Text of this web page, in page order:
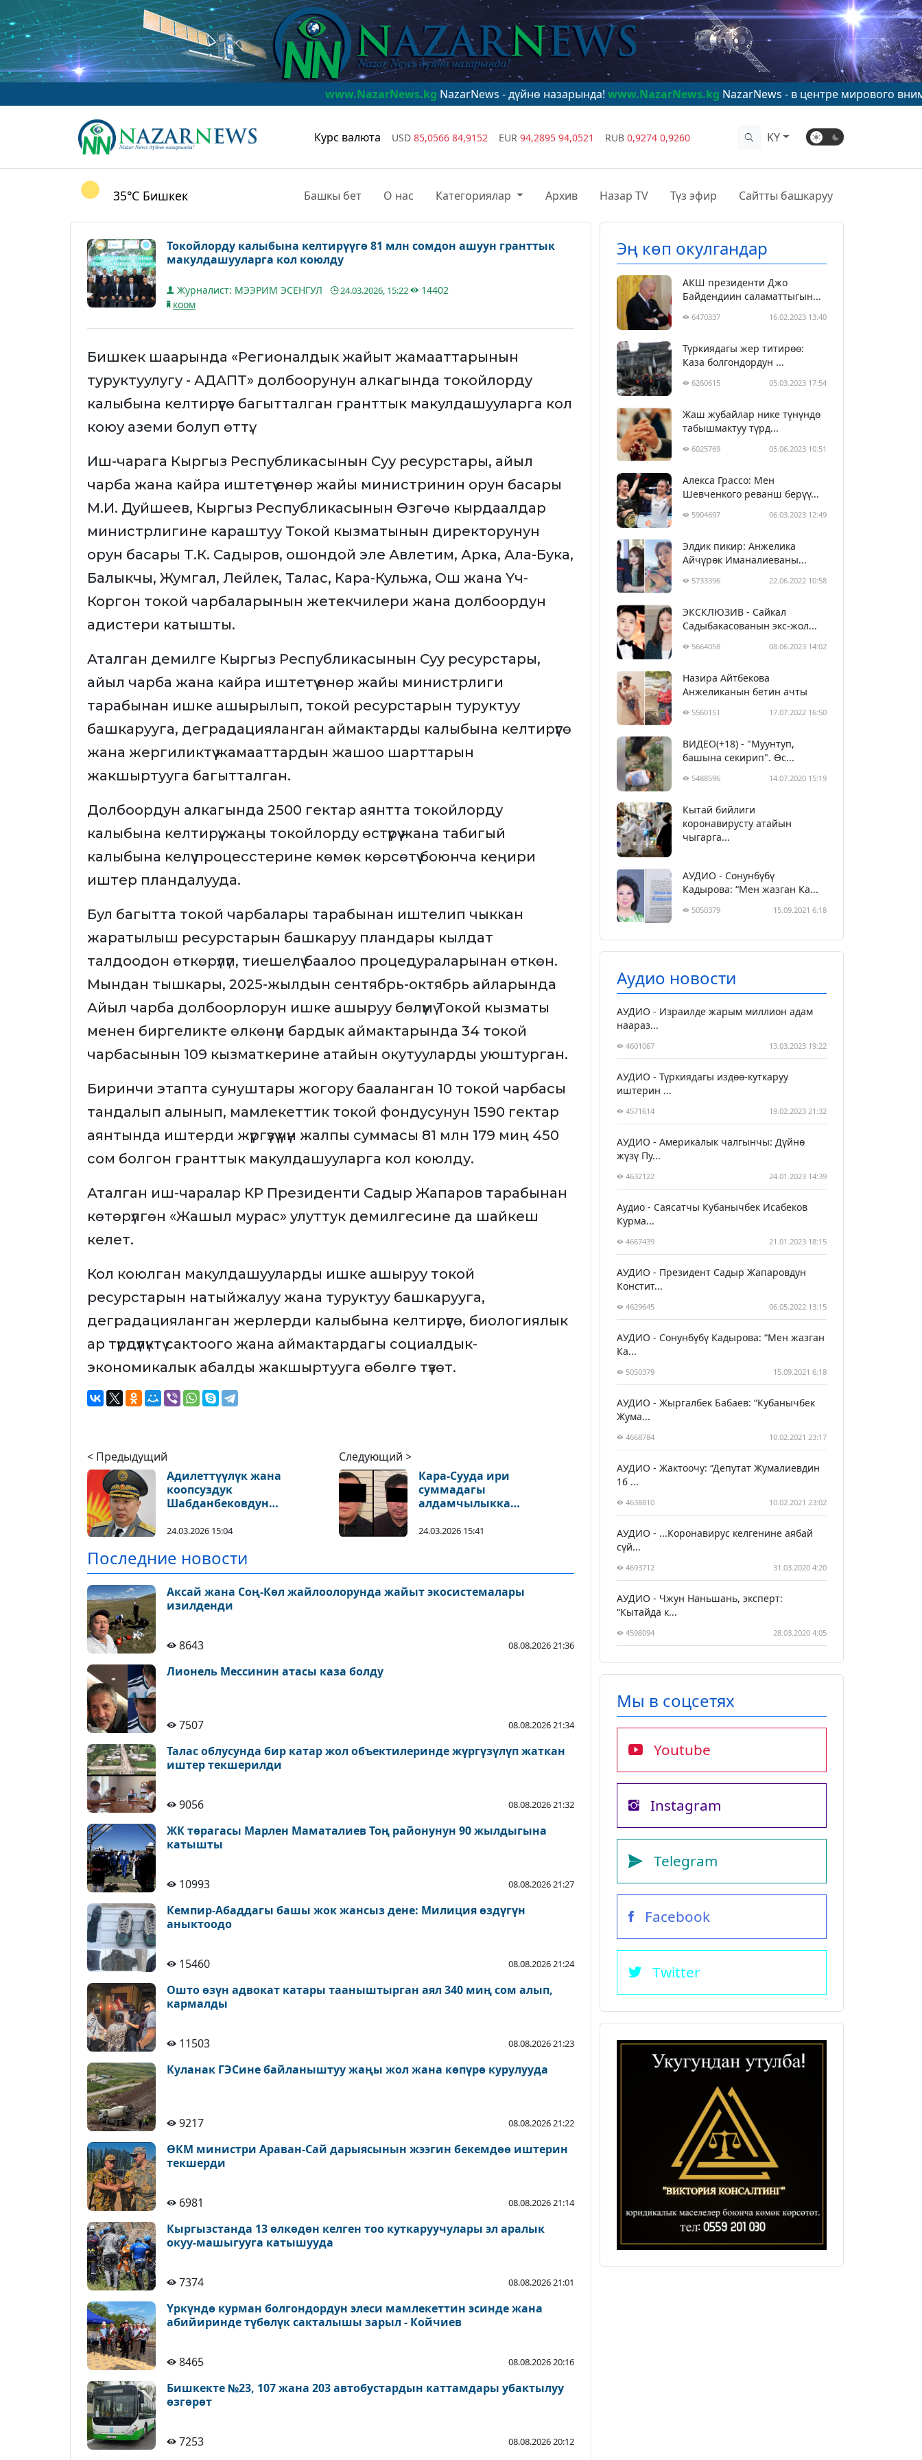
www.NazarNews.kgNazarNews - дүйнө назарында!www.NazarNews.kgNazarNews - в центре мирового внимания!
Курс валюта USD 85,0566 84,9152 EUR 94,2895 94,0521 RUB 0,9274 0,9260 KY
35°C Бишкек Башкы бет О нас Категориялар Архив Назар TV Түз эфир Сайтты башкаруу
Токойлорду калыбына келтирүүгө 81 млн сомдон ашуун гранттык
макулдашууларга кол коюлду
Журналист: МЭЭРИМ ЭСЕНГУЛ 24.03.2026, 15:22
14402
коом
Бишкек шаарында «Регионалдык жайыт жамааттарынын
туруктуулугу - АДАПТ» долбоорунун алкагында токойлорду
калыбына келтирүүгө багытталган гранттык макулдашууларга кол
коюу аземи болуп өттү.
Иш-чарага Кыргыз Республикасынын Суу ресурстары, айыл
чарба жана кайра иштетүү өнөр жайы министринин орун басары
М.И. Дуйшеев, Кыргыз Республикасынын Өзгөчө кырдаалдар
министрлигине караштуу Токой кызматынын директорунун
орун басары Т.К. Садыров, ошондой эле Авлетим, Арка, Ала-Бука,
Балыкчы, Жумгал, Лейлек, Талас, Кара-Кульжа, Ош жана Үч-
Коргон токой чарбаларынын жетекчилери жана долбоордун
адистери катышты.
Аталган демилге Кыргыз Республикасынын Суу ресурстары,
айыл чарба жана кайра иштетүү өнөр жайы министрлиги
тарабынан ишке ашырылып, токой ресурстарын туруктуу
башкарууга, деградацияланган аймактарды калыбына келтирүүгө
жана жергиликтүү жамааттардын жашоо шарттарын
жакшыртууга багытталган.
Долбоордун алкагында 2500 гектар аянтта токойлорду
калыбына келтирүү, жаңы токойлорду өстүрүү жана табигый
калыбына келүү процесстерине көмөк көрсөтүү боюнча кеңири
иштер пландалууда.
Бул багытта токой чарбалары тарабынан иштелип чыккан
жаратылыш ресурстарын башкаруу пландары кылдат
талдоодон өткөрүлүп, тиешелүү баалоо процедураларынан өткөн.
Мындан тышкары, 2025-жылдын сентябрь-октябрь айларында
Айыл чарба долбоорлорун ишке ашыруу бөлүмү Токой кызматы
менен биргеликте өлкөнүн бардык аймактарында 34 токой
чарбасынын 109 кызматкерине атайын окутууларды уюштурган.
Биринчи этапта сунуштары жогору бааланган 10 токой чарбасы
тандалып алынып, мамлекеттик токой фондусунун 1590 гектар
аянтында иштерди жүргүзүү үчүн жалпы суммасы 81 млн 179 миң 450
сом болгон гранттык макулдашууларга кол коюлду.
Аталган иш-чаралар КР Президенти Садыр Жапаров тарабынан
көтөрүлгөн «Жашыл мурас» улуттук демилгесине да шайкеш
келет.
Кол коюлган макулдашууларды ишке ашыруу токой
ресурстарын натыйжалуу жана туруктуу башкарууга,
деградацияланган жерлерди калыбына келтирүүгө, биологиялык
ар түрдүүлүктү сактоого жана аймактардагы социалдык-
экономикалык абалды жакшыртууга өбөлгө түзөт.
< Предыдущий
Адилеттүүлүк жана
коопсуздук
Шабданбековдун
сыңар кагылып, коңгуроо
тийиш
24.03.2026 15:04
Следующий >
Кара-Сууда ири
суммадагы
алдамчылыкка
24.03.2026 15:41
Последние новости
Аксай жана Соң-Көл жайлоолорунда жайыт экосистемалары
изилденди
8643 08.08.2026 21:36
Лионель Мессинин атасы каза болду
7507 08.08.2026 21:34
Талас облусунда бир катар жол объектилеринде жүргүзүлүп жаткан
иштер текшерилди
9056 08.08.2026 21:32
ЖК төрагасы Марлен Маматалиев Тоң районунун 90 жылдыгына
катышты
10993 08.08.2026 21:27
Кемпир-Абаддагы башы жок жансыз дене: Милиция өздүгүн
аныктоодо
15460 08.08.2026 21:24
Ошто өзүн адвокат катары тааныштырган аял 340 миң сом алып,
кармалды
11503 08.08.2026 21:23
Куланак ГЭСине байланыштуу жаңы жол жана көпүрө курулууда
9217 08.08.2026 21:22
ӨКМ министри Араван-Сай дарыясынын жээгин бекемдөө иштерин
текшерди
6981 08.08.2026 21:14
Кыргызстанда 13 өлкөдөн келген тоо куткаруучулары эл аралык
окуу-машыгууга катышууда
7374 08.08.2026 21:01
Үркүндө курман болгондордун элеси мамлекеттин эсинде жана
абийиринде түбөлүк сакталышы зарыл - Койчиев
8465 08.08.2026 20:16
Бишкекте №23, 107 жана 203 автобустардын каттамдары убактылуу
өзгөрөт
7253 08.08.2026 20:12
Эң көп окулгандар
АКШ президенти Джо
Байдендиин саламаттыгын...
6470337 16.02.2023 13:40
Түркиядагы жер титирөө:
Каза болгондордун ...
6260615 05.03.2023 17:54
Жаш жубайлар нике түнүндө
табышмактуу түрд...
6025769 05.06.2023 10:51
Алекса Грассо: Мен
Шевченкого реванш берүү...
5904697 06.03.2023 12:49
Элдик пикир: Анжелика
Айчүрөк Иманалиеваны...
5733396 22.06.2022 10:58
ЭКСКЛЮЗИВ - Сайкал
Садыбакасованын экс-жол...
5664058 08.06.2023 14:02
Назира Айтбекова
Анжеликанын бетин ачты
5560151 17.07.2022 16:50
ВИДЕО(+18) - "Муунтуп,
башына секирип". Өс...
5488596 14.07.2020 15:19
Кытай бийлиги
коронавирусту атайын
чыгарга...
АУДИО - Сонунбүбү
Кадырова: “Мен жазган Ка...
5050379 15.09.2021 6:18
Аудио новости
АУДИО - Израилде жарым миллион адам
наараз...
4601067 13.03.2023 19:22
АУДИО - Түркиядагы издөө-куткаруу
иштерин ...
4571614 19.02.2023 21:32
АУДИО - Америкалык чалгынчы: Дүйнө
жүзү Пу...
4632122 24.01.2023 14:39
Аудио - Саясатчы Кубанычбек Исабеков
Курма...
4667439 21.01.2023 18:15
АУДИО - Президент Садыр Жапаровдун
Констит...
4629645 06.05.2022 13:15
АУДИО - Сонунбүбү Кадырова: “Мен жазган
Ка...
5050379 15.09.2021 6:18
АУДИО - Жыргалбек Бабаев: “Кубанычбек
Жума...
4668784 10.02.2021 23:17
АУДИО - Жактоочу: “Депутат Жумалиевдин
16 ...
4638810 10.02.2021 23:02
АУДИО - ...Коронавирус келгенине аябай
сүй...
4693712 31.03.2020 4:20
АУДИО - Чжун Наньшань, эксперт:
“Кытайда к...
4598094 28.03.2020 4:05
Мы в соцсетях
Youtube
Instagram
Telegram
Facebook
Twitter